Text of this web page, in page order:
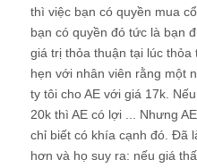
thì việc bạn có quyền mua
bạn có quyền đó tức là bạn
giá trị thỏa thuận tại lúc
hẹn với nhân viên rằng một
ty tôi cho AE với giá 17k.
20k thì AE có lợi ... Nhưng
chỉ biết có khía cạnh đó. Đã
hơn và họ suy ra: nếu giá